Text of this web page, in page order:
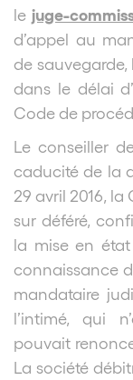
lejuge-
d’appel au
de
dans le délai
Code de
Le conseiller
caducité de la
29 avril 2016,
sur déféré,
la mise en
connaissance
mandataire
l’intimé, qui
pouvait
La société